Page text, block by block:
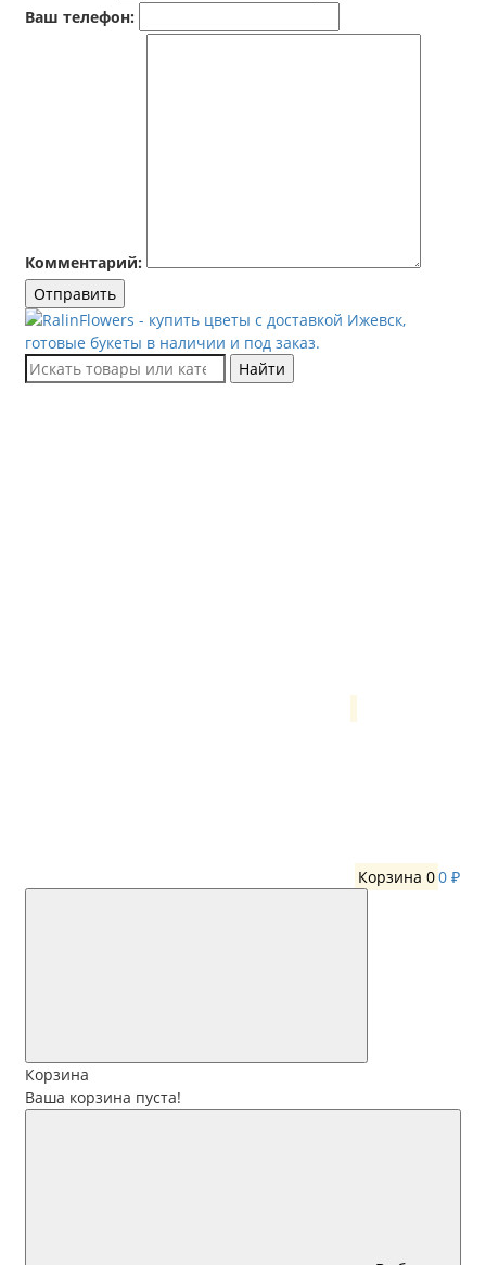
Ваш телефон:
Комментарий:
Отправить
Найти
Корзина 00 ₽
Корзина
Ваша корзина пуста!